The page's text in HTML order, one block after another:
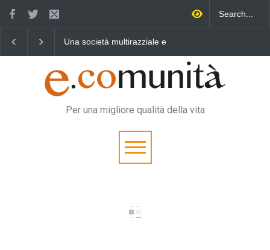
multirazziale e
Benedetta primavera,
Per una migliore qualità della vita